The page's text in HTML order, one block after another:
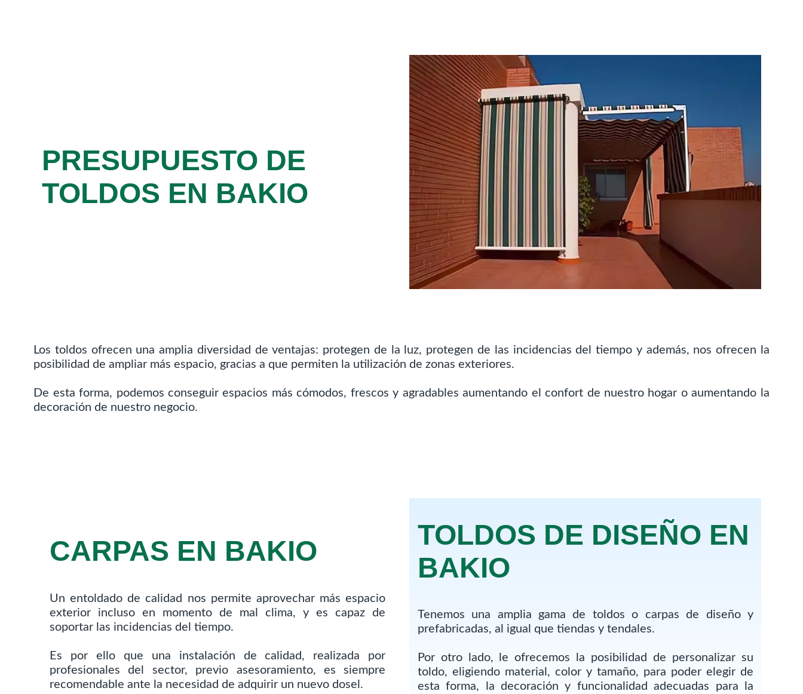
PRESUPUESTO DE
TOLDOS EN BAKIO
Los toldos ofrecen una amplia diversidad de ventajas: protegen de la luz, protegen de las incidencias del tiempo y además, nos ofrecen la
posibilidad de ampliar más espacio, gracias a que permiten la utilización de zonas exteriores.
De esta forma, podemos conseguir espacios más cómodos, frescos y agradables aumentando el confort de nuestro hogar o aumentando la
decoración de nuestro negocio.
CARPAS EN BAKIO
Un entoldado de calidad nos permite aprovechar más espacio
exterior incluso en momento de mal clima, y es capaz de
soportar las incidencias del tiempo.
Es por ello que una instalación de calidad, realizada por
profesionales del sector, previo asesoramiento, es siempre
recomendable ante la necesidad de adquirir un nuevo dosel.
TOLDOS DE DISEÑO EN
BAKIO
Tenemos una amplia gama de toldos o carpas de diseño y
prefabricadas, al igual que tiendas y tendales.
Por otro lado, le ofrecemos la posibilidad de personalizar su
toldo, eligiendo material, color y tamaño, para poder elegir de
esta forma, la decoración y funcionalidad adecuadas para la